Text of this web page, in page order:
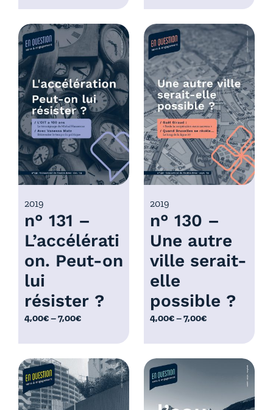
g
e
d
e
p
r
i
x
:
4
,
0
à
0
0
€
a
g
e
d
e
p
r
i
x
:
4
,
0
0
à
7
0
0
€
n° 131 –
L’accélérati
on. Peut-on
lui
résister ?
2019
4,00€–7,00€
P
a
g
e
d
e
n° 130 –
Une autre
ville serait-
elle
possible ?
2019
4,00€–7,00€
P
a
g
e
d